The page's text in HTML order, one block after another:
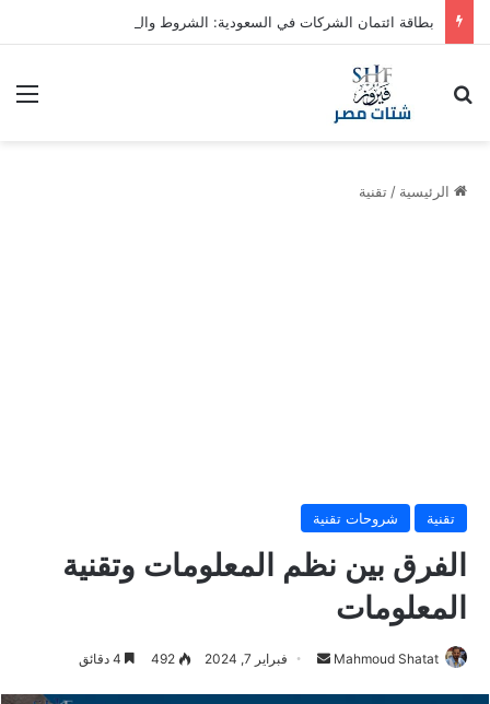
بطاقة ائتمان الشركات في السعودية: الشروط والمزايا
بحث عن
الرئيسية / تقنية
تقنية شروحات تقنية
الفرق بين نظم المعلومات وتقنية
المعلومات
Mahmoud Shatat فبراير 7, 2024 492